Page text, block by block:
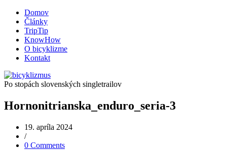
Domov
Články
TripTip
KnowHow
O bicyklizme
Kontakt
Po stopách slovenských singletrailov
Hornonitrianska_enduro_seria-3
19. apríla 2024
/
0 Comments